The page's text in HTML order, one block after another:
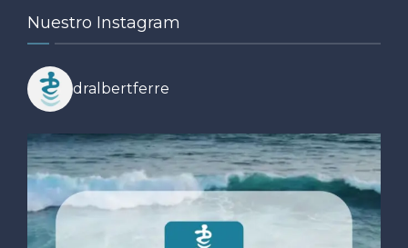
Nuestro Instagram
dralbertferre